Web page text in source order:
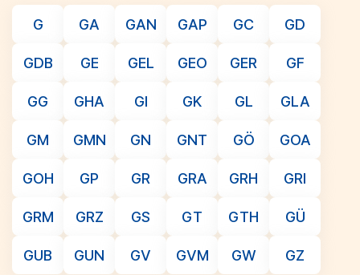
G GA GAN GAP GC GD
GDB GE GEL GEO GER GF
GG GHA GI GK GL GLA
GM GMN GN GNT GÖ GOA
GOH GP GR GRA GRH GRI
GRM GRZ GS GT GTH GÜ
GUB GUN GV GVM GW GZ